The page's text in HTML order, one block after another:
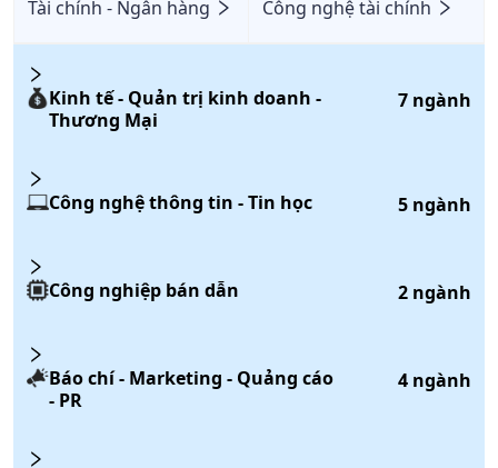
Tài chính - Ngân hàng Công nghệ tài chính
Kinh tế - Quản trị kinh doanh -
Thương Mại
7 ngành
Công nghệ thông tin - Tin học 5 ngành
Công nghiệp bán dẫn 2 ngành
Báo chí - Marketing - Quảng cáo
- PR
4 ngành